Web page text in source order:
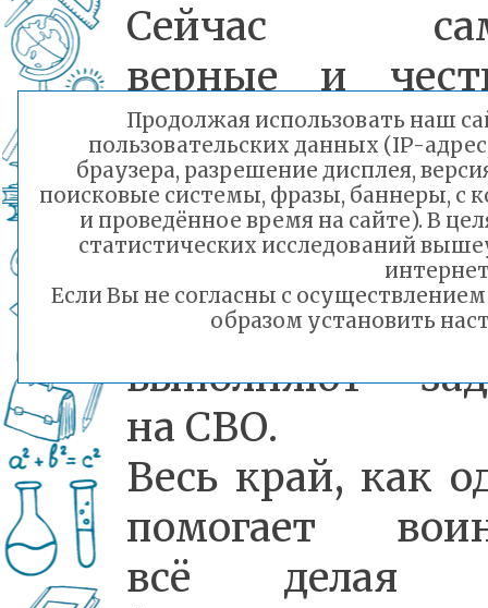
Сейчас
верные и
сыны и
Забайкалья,
со своими
из разных
России,
выполняют
на СВО.
Весь край, как
помогает
всё делая
Продолжая использовать наш
пользовательских данных (IP-
браузера, разрешение дисплея,
поисковые системы, фразы, баннеры, с
и проведённое время на сайте). В
статистических исследований
Если Вы не согласны с
образом установить